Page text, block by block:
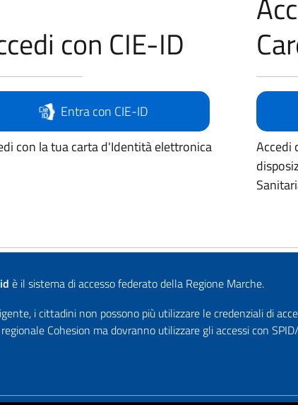
con CIE-ID
Entra con CIE-ID
con la tua carta d'Identità elettronica
Accedi
è il sistema di accesso federato della Regione Marche.
i cittadini non possono più utilizzare le credenziali di
Cohesion ma dovranno utilizzare gli accessi con